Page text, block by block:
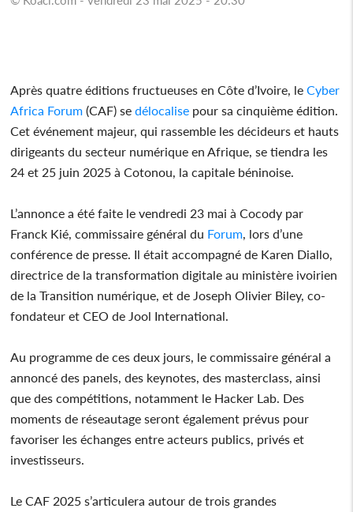
Après quatre éditions fructueuses en Côte d’Ivoire, leCyber
Africa Forum (CAF) se délocalise pour sa cinquième édition.
Cet événement majeur, qui rassemble les décideurs et hauts
dirigeants du secteur numérique en Afrique, se tiendra les
24 et 25 juin 2025 à Cotonou, la capitale béninoise.
L’annonce a été faite le vendredi 23 mai à Cocody par
Franck Kié, commissaire général du Forum , lors d’une
conférence de presse. Il était accompagné de Karen Diallo,
directrice de la transformation digitale au ministère ivoirien
de la Transition numérique, et de Joseph Olivier Biley, co-
fondateur et CEO de Jool International.
Au programme de ces deux jours, le commissaire général a
annoncé des panels, des keynotes, des masterclass, ainsi
que des compétitions, notamment le Hacker Lab. Des
moments de réseautage seront également prévus pour
favoriser les échanges entre acteurs publics, privés et
investisseurs.
Le CAF 2025 s’articulera autour de trois grandes